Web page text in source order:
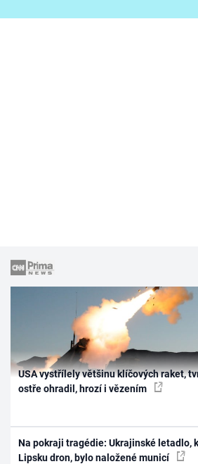
USA vystřílely většinu klíčových raket,
ostře ohradil, hrozí i vězením
Na pokraji tragédie: Ukrajinské letadlo,
Lipsku dron, bylo naložené municí